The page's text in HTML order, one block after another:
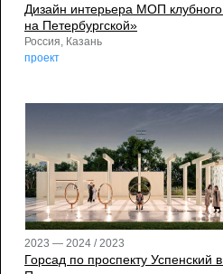
Дизайн интерьера МОП
на Петербургской»
Россия, Казань
проект
2023 — 2024 / 2023
Горсад по проспекту Успенский